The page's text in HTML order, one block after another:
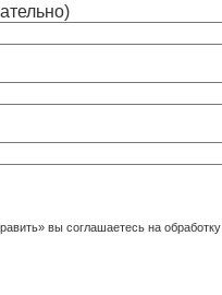
вы соглашаетесь на обработку